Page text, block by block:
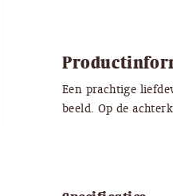
Een prachtige
beeld. Op de